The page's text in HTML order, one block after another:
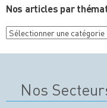
Nos articles par
Nos
articles
Nos